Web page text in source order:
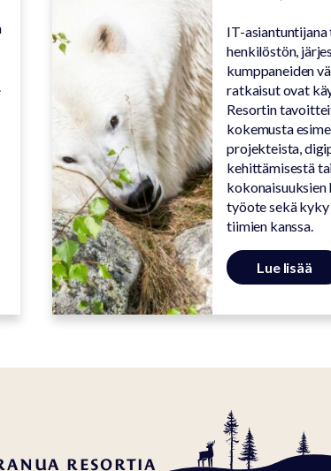
IT-
henkilöstön,
kumppaneiden
ratkaisut ovat
Resortin
kokemusta
projekteista,
kehittämisestä
kokonaisuuksien
työote sekä kyky
tiimien kanssa.
Lue lisää
RESORTIA